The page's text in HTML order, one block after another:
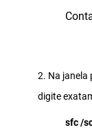
2. Na janela
digite
sfc /